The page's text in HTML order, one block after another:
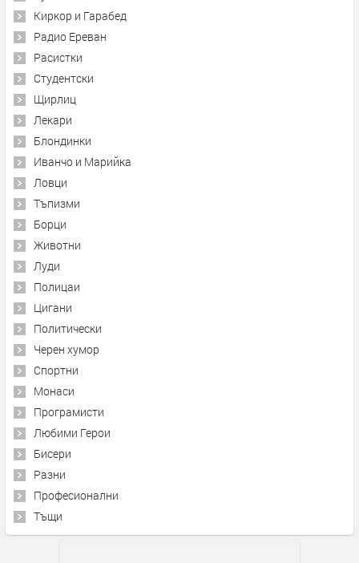
Киркор и Гарабед
Радио Ереван
Расистки
Студентски
Щирлиц
Лекари
Блондинки
Иванчо и Марийка
Ловци
Тъпизми
Борци
Животни
Луди
Полицаи
Цигани
Политически
Черен хумор
Спортни
Монаси
Програмисти
Любими Герои
Бисери
Разни
Професионални
Тъщи